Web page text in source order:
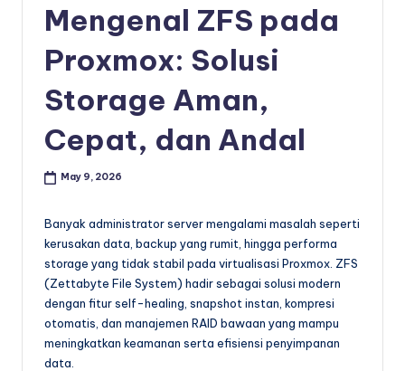
Mengenal ZFS pada
Proxmox: Solusi
Storage Aman,
Cepat, dan Andal
May 9, 2026
Banyak administrator server mengalami masalah seperti
kerusakan data, backup yang rumit, hingga performa
storage yang tidak stabil pada virtualisasi Proxmox. ZFS
(Zettabyte File System) hadir sebagai solusi modern
dengan fitur self-healing, snapshot instan, kompresi
otomatis, dan manajemen RAID bawaan yang mampu
meningkatkan keamanan serta efisiensi penyimpanan
data.